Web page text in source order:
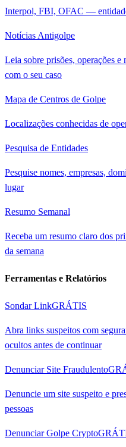
Interpol, FBI, OFAC —
Notícias Antigolpe
Leia sobre prisões, operações
com o seu caso
Mapa de Centros de Golpe
Localizações conhecidas de
Pesquisa de Entidades
Pesquise nomes, empresas,
lugar
Resumo Semanal
Receba um resumo claro dos
da semana
Ferramentas e Relatórios
Sondar LinkGRÁTIS
Abra links suspeitos com
ocultos antes de continuar
Denunciar Site Fraudulento
Denuncie um site suspeito e
pessoas
Denunciar Golpe Crypto